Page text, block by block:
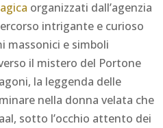
organizzati dall’agenzia
intrigante e curioso
massonici e simboli
il mistero del Portone
la leggenda delle
nella donna velata che
sotto l’occhio attento dei